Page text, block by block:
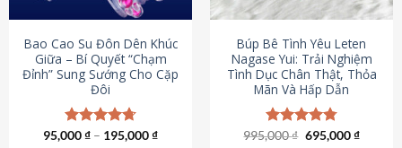
Bao Cao Su Đôn Dên Khúc
Giữa – Bí Quyết “Chạm
Đỉnh” Sung Sướng Cho Cặp
Đôi
Được xếp
95,000₫ – 195,000₫
Búp Bê Tình Yêu Leten
Nagase Yui: Trải Nghiệm
Tình Dục Chân Thật, Thỏa
Mãn Và Hấp Dẫn
Được xếp
995,000₫ Giá
695,000₫Giá